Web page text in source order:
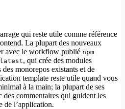
qui reste utile comme référence
La plupart des nouveaux
avec le workflow publié npm
, qui crée des modules
monorepos existants et de
template reste utile quand vous
à la main; la plupart de ses
des commentaires qui guident les
de l’application.